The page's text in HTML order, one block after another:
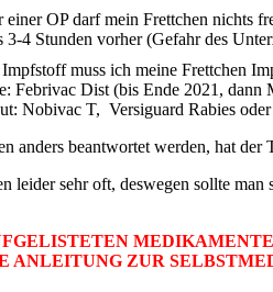
einer OP darf mein Frettchen nichts
3-4 Stunden vorher (Gefahr des
muss ich meine Frettchen
Febrivac Dist (bis Ende 2021,
Nobivac T, Versiguard Rabies oder
anders beantwortet werden, hat
leider sehr oft, deswegen sollte
ANLEITUNG ZUR